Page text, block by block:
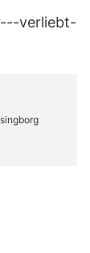
verliebt-